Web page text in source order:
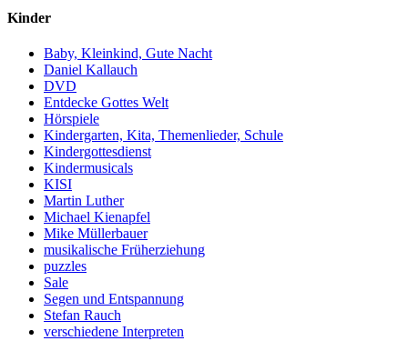
Kinder
Baby, Kleinkind, Gute Nacht
Daniel Kallauch
DVD
Entdecke Gottes Welt
Hörspiele
Kindergarten, Kita, Themenlieder, Schule
Kindergottesdienst
Kindermusicals
KISI
Martin Luther
Michael Kienapfel
Mike Müllerbauer
musikalische Früherziehung
puzzles
Sale
Segen und Entspannung
Stefan Rauch
verschiedene Interpreten